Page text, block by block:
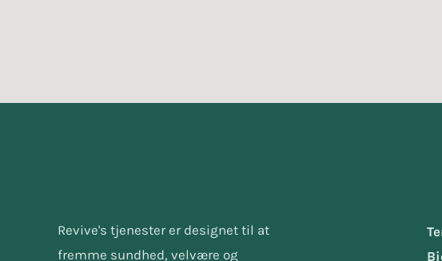
Revive's tjenester er designet til at
fremme sundhed, velvære og